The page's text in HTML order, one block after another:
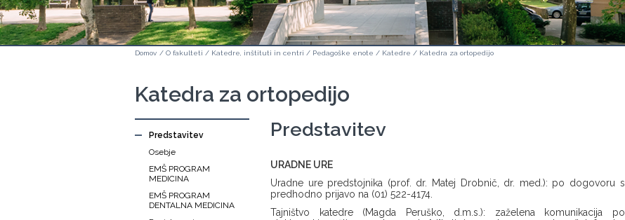
Domov / O fakulteti / Katedre, inštituti in centri / Pedagoške enote / Katedre / Katedra za ortopedijo
Katedra za ortopedijo
Predstavitev
Osebje
EMŠ PROGRAM
MEDICINA
EMŠ PROGRAM
DENTALNA MEDICINA
Predstavitev
URADNE URE
Uradne ure predstojnika (prof. dr. Matej Drobnič, dr. med.): po dogovoru s
predhodno prijavo na (01) 522-4174.
Tajništvo katedre (Magda Peruško, d.m.s.): zaželena komunikacija po